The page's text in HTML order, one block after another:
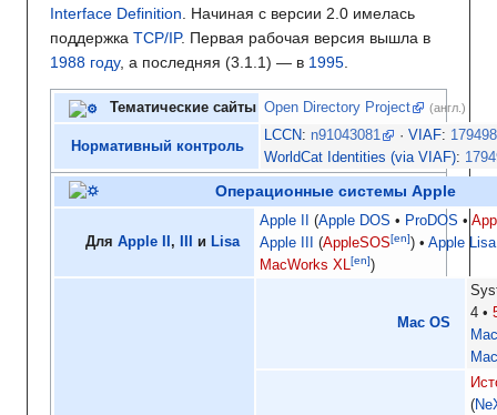
Interface Definition. Начиная с версии 2.0 имелась
поддержка TCP/IP. Первая рабочая версия вышла в
1988 году, а последняя (3.1.1) — в 1995.
Тематические сайты Open Directory Project (англ.)
Нормативный контроль
LCCN: n91043081 ·VIAF:
WorldCat Identities (via VIAF):
Операционные системы Apple
ДляApple II , и Lisa
Apple II (Apple DOS ProDOS
Apple III
(AppleSOS[en])
Apple Lisa
MacWorks XL[en]
Mac OS
4